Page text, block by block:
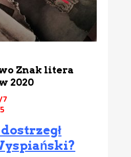
Znak litera
2020
7